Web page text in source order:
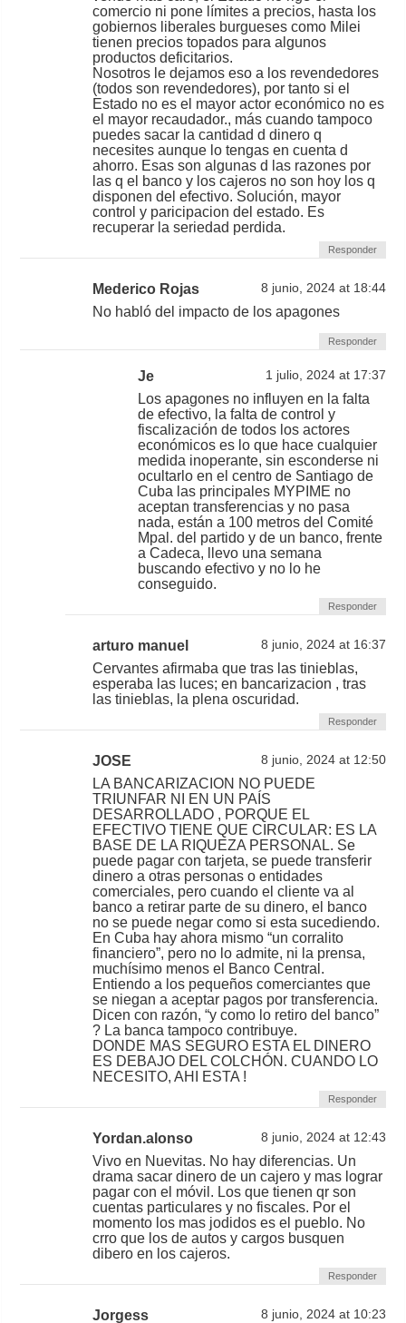
comercio ni pone límites a precios, hasta los
gobiernos liberales burgueses como Milei
tienen precios topados para algunos
productos deficitarios.
Nosotros le dejamos eso a los revendedores
(todos son revendedores), por tanto si el
Estado no es el mayor actor económico no es
el mayor recaudador., más cuando tampoco
puedes sacar la cantidad d dinero q
necesites aunque lo tengas en cuenta d
ahorro. Esas son algunas d las razones por
las q el banco y los cajeros no son hoy los q
disponen del efectivo. Solución, mayor
control y paricipacion del estado. Es
recuperar la seriedad perdida.
Responder
Mederico Rojas 8 junio, 2024 at 18:44
No habló del impacto de los apagones
Responder
Je 1 julio, 2024 at 17:37
Los apagones no influyen en la falta
de efectivo, la falta de control y
fiscalización de todos los actores
económicos es lo que hace cualquier
medida inoperante, sin esconderse ni
ocultarlo en el centro de Santiago de
Cuba las principales MYPIME no
aceptan transferencias y no pasa
nada, están a 100 metros del Comité
Mpal. del partido y de un banco, frente
a Cadeca, llevo una semana
buscando efectivo y no lo he
conseguido.
Responder
arturo manuel 8 junio, 2024 at 16:37
Cervantes afirmaba que tras las tinieblas,
esperaba las luces; en bancarizacion , tras
las tinieblas, la plena oscuridad.
Responder
JOSE 8 junio, 2024 at 12:50
LA BANCARIZACION NO PUEDE
TRIUNFAR NI EN UN PAÍS
DESARROLLADO , PORQUE EL
EFECTIVO TIENE QUE CIRCULAR: ES LA
BASE DE LA RIQUEZA PERSONAL. Se
puede pagar con tarjeta, se puede transferir
dinero a otras personas o entidades
comerciales, pero cuando el cliente va al
banco a retirar parte de su dinero, el banco
no se puede negar como si esta sucediendo.
En Cuba hay ahora mismo “un corralito
financiero”, pero no lo admite, ni la prensa,
muchísimo menos el Banco Central.
Entiendo a los pequeños comerciantes que
se niegan a aceptar pagos por transferencia.
Dicen con razón, “y como lo retiro del banco”
? La banca tampoco contribuye.
DONDE MAS SEGURO ESTA EL DINERO
ES DEBAJO DEL COLCHÓN. CUANDO LO
NECESITO, AHI ESTA !
Responder
Yordan.alonso 8 junio, 2024 at 12:43
Vivo en Nuevitas. No hay diferencias. Un
drama sacar dinero de un cajero y mas lograr
pagar con el móvil. Los que tienen qr son
cuentas particulares y no fiscales. Por el
momento los mas jodidos es el pueblo. No
crro que los de autos y cargos busquen
dibero en los cajeros.
Responder
Jorgess 8 junio, 2024 at 10:23